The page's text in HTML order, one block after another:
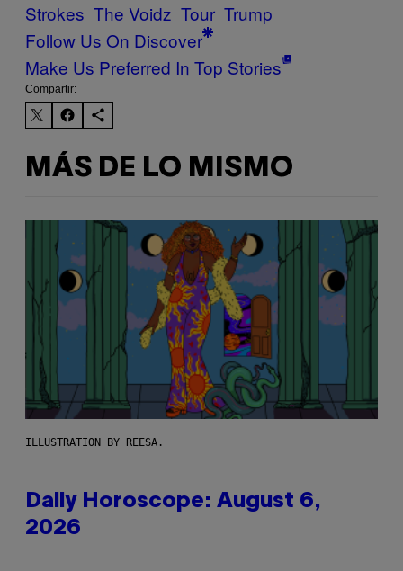
Strokes The Voidz Tour Trump
Follow Us On Discover
Make Us Preferred In Top Stories
Compartir:
MÁS DE LO MISMO
ILLUSTRATION BY REESA.
Daily Horoscope: August 6,
2026